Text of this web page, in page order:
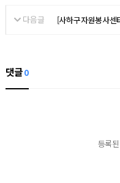
다음글 [사하구자원봉사
댓글0
등록